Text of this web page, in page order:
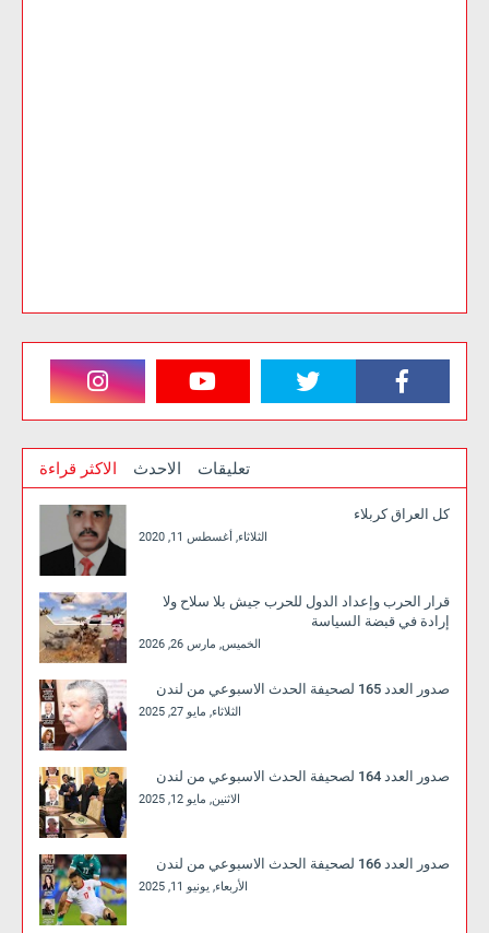
الاكثر قراءة الاحدث تعليقات
كل العراق كربلاء
الثلاثاء, أغسطس 11, 2020
قرار الحرب وإعداد الدول للحرب جيش بلا سلاح ولا
إرادة في قبضة السياسة
الخميس, مارس 26, 2026
صدور العدد 165 لصحيفة الحدث الاسبوعي من لندن
الثلاثاء, مايو 27, 2025
صدور العدد 164 لصحيفة الحدث الاسبوعي من لندن
الاثنين, مايو 12, 2025
صدور العدد 166 لصحيفة الحدث الاسبوعي من لندن
الأربعاء, يونيو 11, 2025